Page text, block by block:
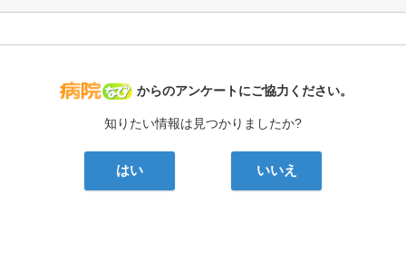
病院なび
からのアンケートにご協力ください。
知りたい情報は見つかりましたか?
はい いいえ